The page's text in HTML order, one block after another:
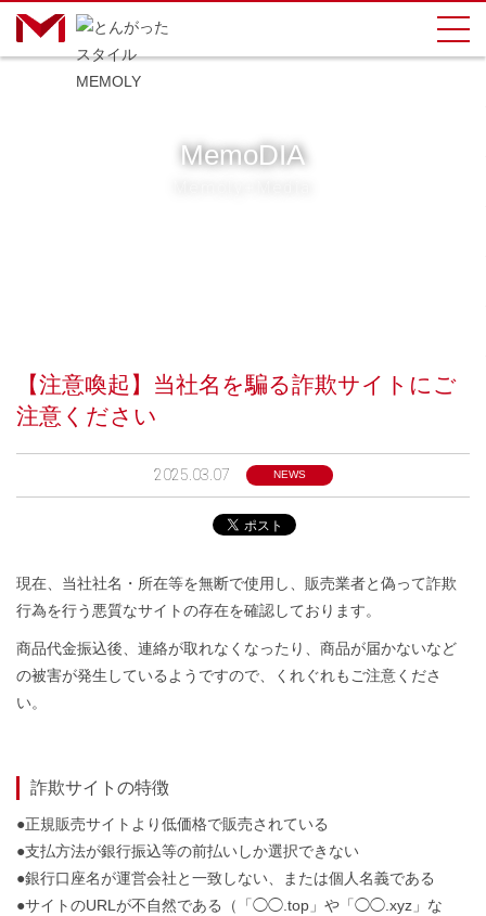
MemoDIA
【注意喚起】当社名を騙る詐欺サイトにご
注意ください
2025.03.07 NEWS
現在、当社社名・所在等を無断で使用し、販売業者と偽って詐欺
行為を行う悪質なサイトの存在を確認しております。
商品代金振込後、連絡が取れなくなったり、商品が届かないなど
の被害が発生しているようですので、くれぐれもご注意くださ
い。
詐欺サイトの特徴
●正規販売サイトより低価格で販売されている
●支払方法が銀行振込等の前払いしか選択できない
●銀行口座名が運営会社と一致しない、または個人名義である
●サイトのURLが不自然である（「◯◯.top」や「◯◯.xyz」な